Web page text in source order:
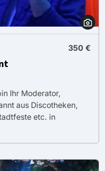
350 €
Ihr Moderator,
aus Discotheken,
etc. in